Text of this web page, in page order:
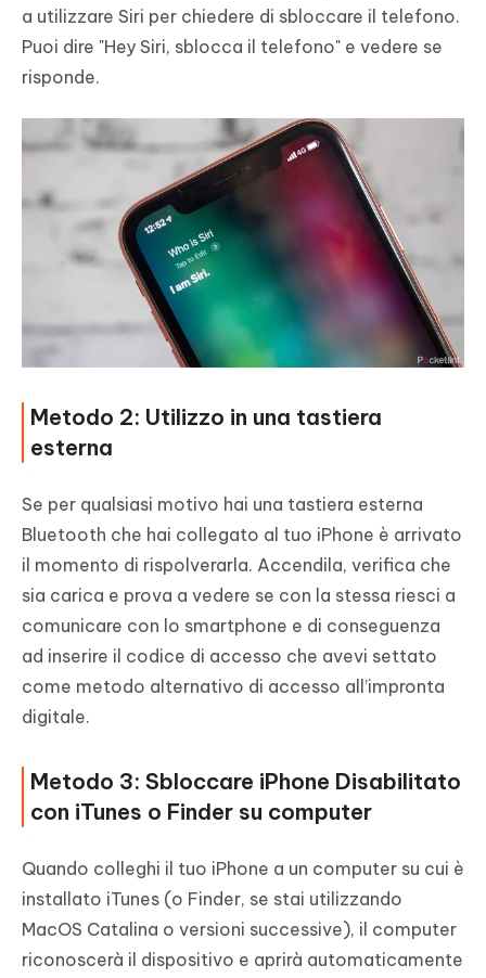
a utilizzare Siri per chiedere di sbloccare il telefono.
Puoi dire "Hey Siri, sblocca il telefono" e vedere se
risponde.
Metodo 2: Utilizzo in una tastiera
esterna
Se per qualsiasi motivo hai una tastiera esterna
Bluetooth che hai collegato al tuo iPhone è arrivato
il momento di rispolverarla. Accendila, verifica che
sia carica e prova a vedere se con la stessa riesci a
comunicare con lo smartphone e di conseguenza
ad inserire il codice di accesso che avevi settato
come metodo alternativo di accesso all’impronta
digitale.
Metodo 3: Sbloccare iPhone Disabilitato
con iTunes o Finder su computer
Quando colleghi il tuo iPhone a un computer su cui è
installato iTunes (o Finder, se stai utilizzando
MacOS Catalina o versioni successive), il computer
riconoscerà il dispositivo e aprirà automaticamente